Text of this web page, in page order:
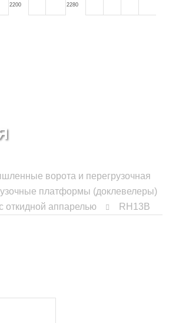
2200 2280
ворота и перегрузочная
платформы (доклевелеры)
откидной аппарелью
RH13B